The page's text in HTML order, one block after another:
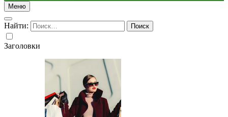
Меню
Найти:
Заголовки